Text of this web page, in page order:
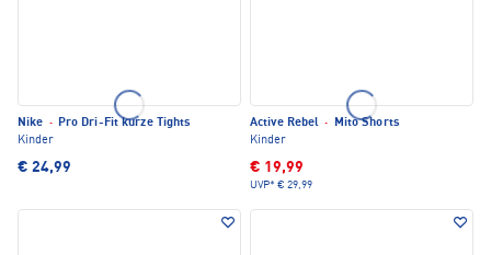
Nike · Pro Dri-Fit kurze Tights
Kinder
€ 24,99
Active Rebel ·
Mito Shorts
Kinder
€ 19,99
UVP* € 29,99